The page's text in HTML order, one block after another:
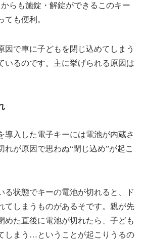
らも施錠・解錠ができるこのキー
ても便利。
因で車に子どもを閉じ込めてしまう
いるのです。主に挙げられる原因は
導入した電子キーには電池が内蔵さ
れが原因で思わぬ“閉じ込め”が起こ
る状態でキーの電池が切れると、ド
てしまうものがあるそです。親が先
めた直後に電池が切れたら、子ども
しまう…ということが起こりうるの